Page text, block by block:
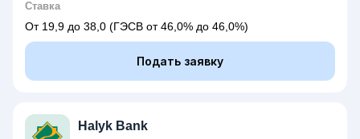
Ставка
От 19,9 до 38,0 (ГЭСВ от 46,0% до 46,0%)
Подать заявку
Halyk Bank